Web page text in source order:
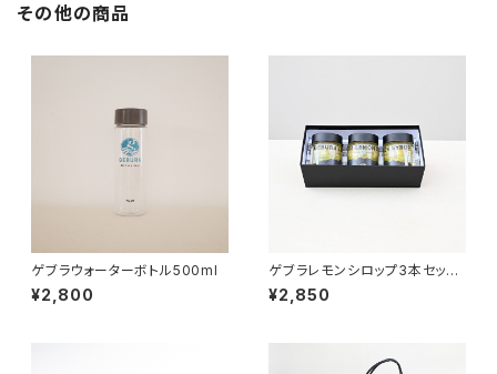
その他の商品
ゲブラウォーターボトル500ml
¥2,800
ゲブラレモンシロップ3本セット
【ご贈答用】
¥2,850